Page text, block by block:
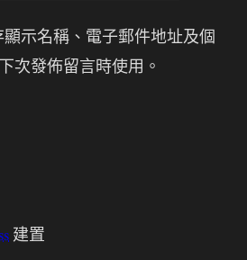
顯示名稱、電子郵件地址及個
次發佈留言時使用。
建置